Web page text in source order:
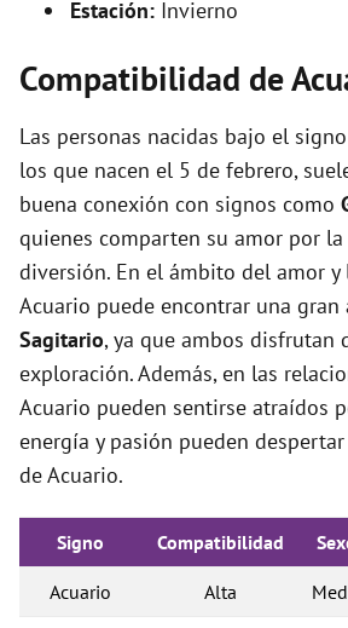
Estación: Invierno
Compatibilidad de
Las personas nacidas bajo el
los que nacen el 5 de febrero,
buena conexión con signos como
quienes comparten su amor por
diversión. En el ámbito del amor y
Acuario puede encontrar una
Sagitario, ya que ambos disfrutan
exploración. Además, en las
Acuario pueden sentirse atraídos
energía y pasión pueden
de Acuario.
Signo Compatibilidad
Acuario Alta